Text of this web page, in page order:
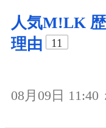
人気M!LK
理由
11
08月09日 11:40